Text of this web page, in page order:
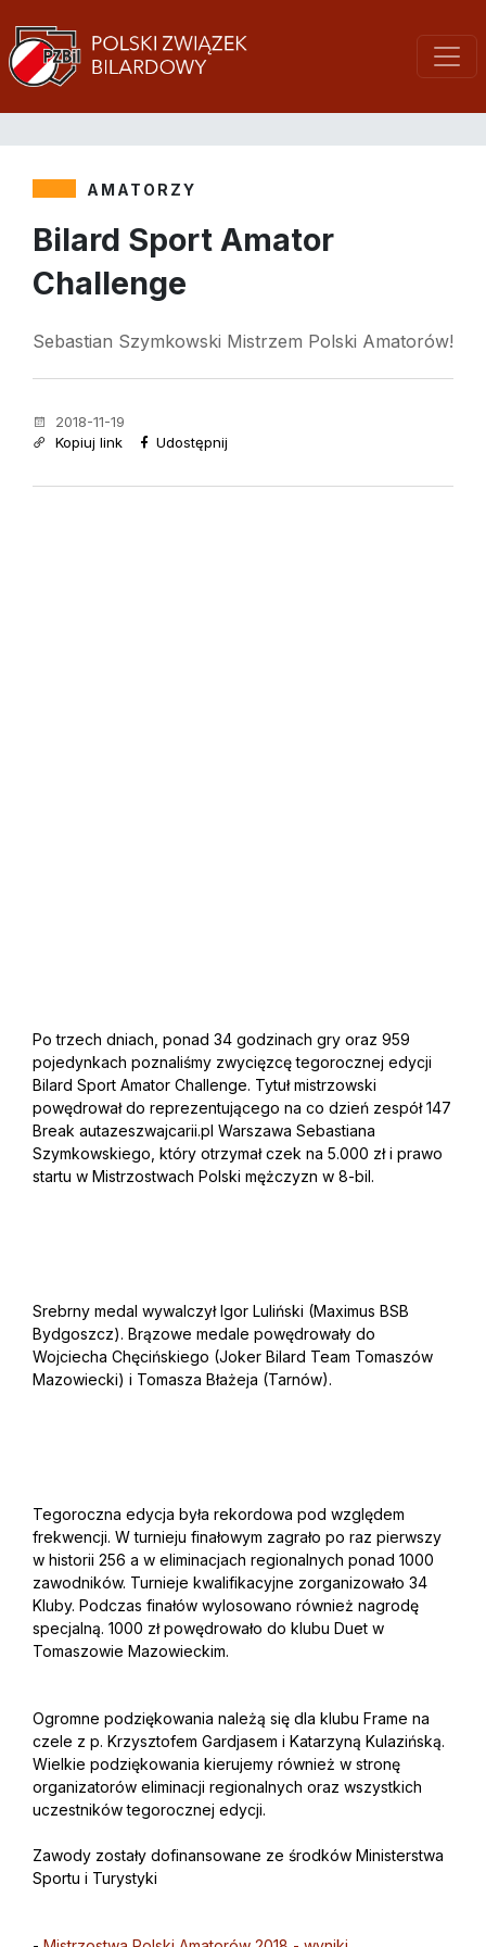
AMATORZY
Bilard Sport Amator
Challenge
Sebastian Szymkowski Mistrzem Polski Amatorów!
2018-11-19
Kopiuj link
Udostępnij
Po trzech dniach, ponad 34 godzinach gry oraz 959
pojedynkach poznaliśmy zwycięzcę tegorocznej edycji
Bilard Sport Amator Challenge. Tytuł mistrzowski
powędrował do reprezentującego na co dzień zespół 147
Break autazeszwajcarii.pl Warszawa Sebastiana
Szymkowskiego, który otrzymał czek na 5.000 zł i prawo
startu w Mistrzostwach Polski mężczyzn w 8-bil.
Srebrny medal wywalczył Igor Luliński (Maximus BSB
Bydgoszcz). Brązowe medale powędrowały do
Wojciecha Chęcińskiego (Joker Bilard Team Tomaszów
Mazowiecki) i Tomasza Błażeja (Tarnów).
Tegoroczna edycja była rekordowa pod względem
frekwencji. W turnieju finałowym zagrało po raz pierwszy
w historii 256 a w eliminacjach regionalnych ponad 1000
zawodników. Turnieje kwalifikacyjne zorganizowało 34
Kluby. Podczas finałów wylosowano również nagrodę
specjalną. 1000 zł powędrowało do klubu Duet w
Tomaszowie Mazowieckim.
Ogromne podziękowania należą się dla klubu Frame na
czele z p. Krzysztofem Gardjasem i Katarzyną Kulazińską.
Wielkie podziękowania kierujemy również w stronę
organizatorów eliminacji regionalnych oraz wszystkich
uczestników tegorocznej edycji.
Zawody zostały dofinansowane ze środków Ministerstwa
Sportu i Turystyki